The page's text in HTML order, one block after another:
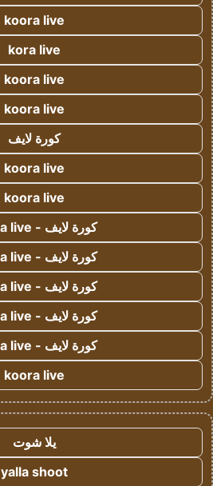
koora live
kora live
koora live
koora live
كورة لايف
koora live
koora live
كورة لايف - koora live
كورة لايف - koora live
كورة لايف - koora live
كورة لايف - koora live
كورة لايف - koora live
koora live
يلا شوت
yalla shoot